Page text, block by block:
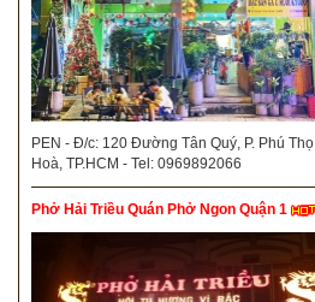
PEN - Đ/c: 120 Đường Tân Quý, P. Phú Thọ
Hoà, TP.HCM - Tel: 0969892066
Phở Hải Triều Quán Phở Ngon Quận 1